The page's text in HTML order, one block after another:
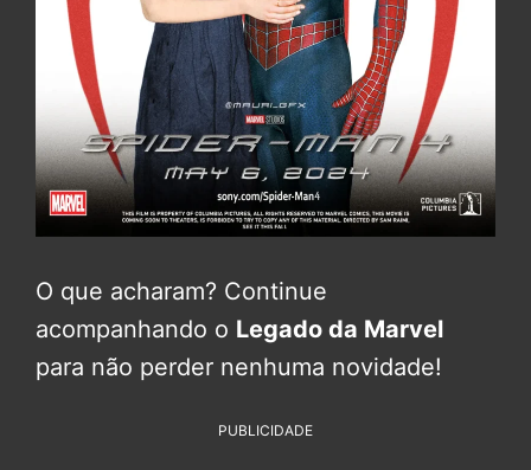
O que acharam? Continue
acompanhando o Legado da Marvel
para não perder nenhuma novidade!
PUBLICIDADE